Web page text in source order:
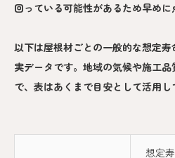
回っている可能性があるため早めに
以下は屋根材ごとの一般的な想定
実データです。地域の気候や施工
で、表はあくまで目安として活用し
想定寿